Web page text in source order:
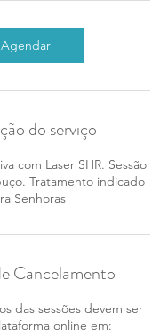
Agendar
do serviço
com Laser SHR. Sessão
Tratamento indicado
Senhoras
Cancelamento
das sessões devem ser
online em: